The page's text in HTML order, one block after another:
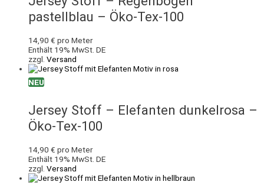
pastellblau – Öko-Tex-100
14,90 € pro Meter
Enthält 19% MwSt. DE
zzgl. Versand
NEU
Jersey Stoff – Elefanten dunkelrosa –
Öko-Tex-100
14,90 € pro Meter
Enthält 19% MwSt. DE
zzgl. Versand